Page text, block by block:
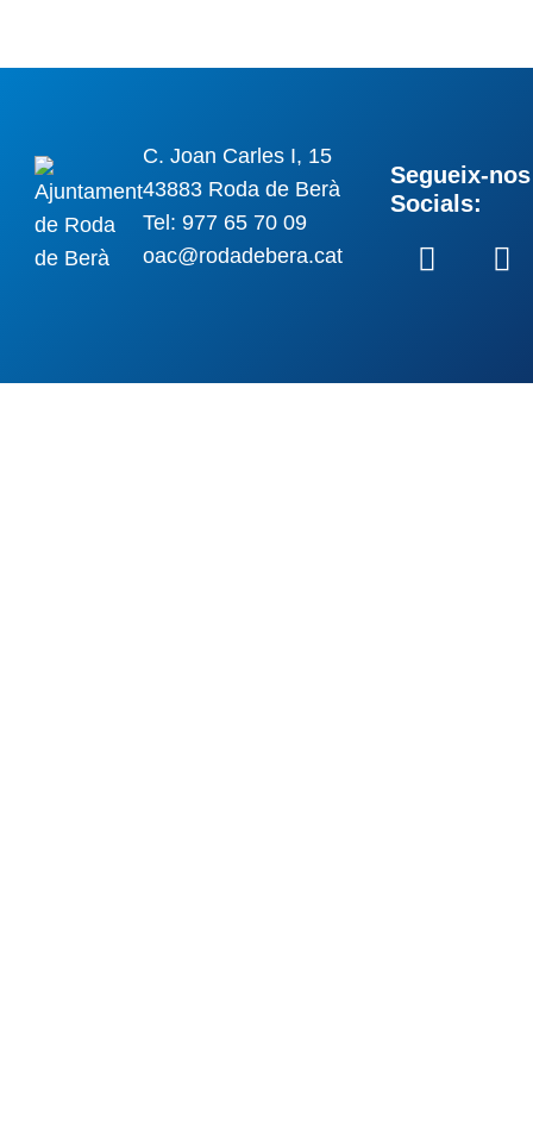
C. Joan Carles I, 15
43883 Roda de Berà
Tel: 977 65 70 09
oac@rodadebera.cat
Segueix-
Socials: